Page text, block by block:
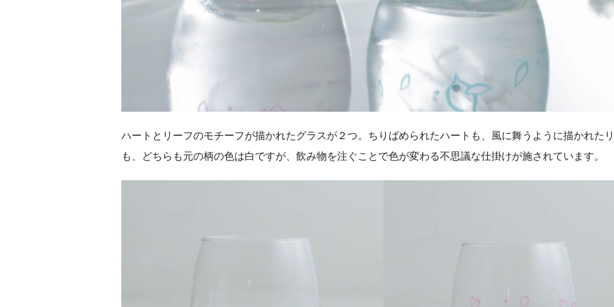
ハートとリーフのモチーフが描かれたグラスが２つ。ちりばめられたハートも、風に舞うように描かれた
も、どちらも元の柄の色は白ですが、飲み物を注ぐことで色が変わる不思議な仕掛けが施されています。